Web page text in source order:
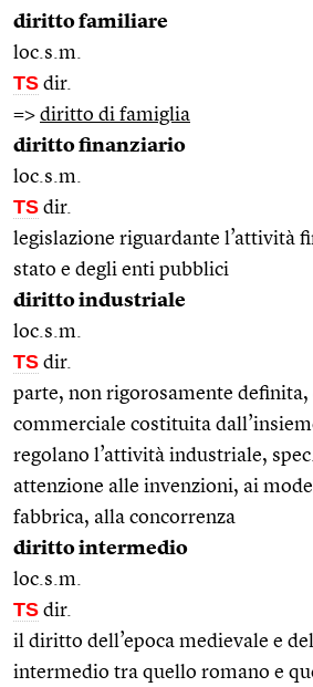
diritto familiare
loc.s.m.
TS dir.
=> diritto di famiglia
diritto finanziario
loc.s.m.
TS dir.
legislazione riguardante l’attività
stato e degli enti pubblici
diritto industriale
loc.s.m.
TS dir.
parte, non rigorosamente
commerciale costituita
regolano l’attività industriale,
attenzione alle invenzioni, ai
fabbrica, alla concorrenza
diritto intermedio
loc.s.m.
TS dir.
il diritto dell’epoca medievale e
intermedio tra quello romano e